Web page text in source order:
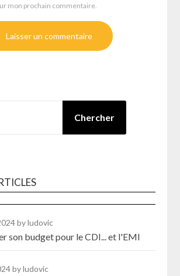
mon prochain commentaire.
Chercher
by ludovic
son budget pour le CDI... et l'EMI
by ludovic